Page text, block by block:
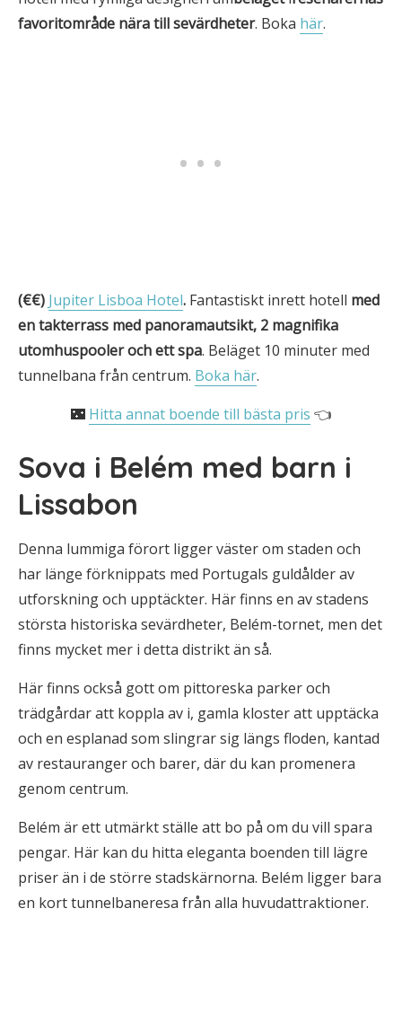
favoritområde nära till sevärdheter. Boka här.
(€€) Jupiter Lisboa Hotel. Fantastiskt inrett hotell med
en takterrass med panoramautsikt, 2 magnifika
utomhuspooler ochett spa. Beläget 10 minuter med
tunnelbana från centrum. Boka här.
🌃 Hitta annat boende till bästa pris 👈
Sova i Belém med barn i
Lissabon
Denna lummiga förort ligger väster om staden och
har länge förknippats med Portugals guldålder av
utforskning och upptäckter. Här finns en av stadens
största historiska sevärdheter, Belém-tornet, men det
finns mycket mer i detta distrikt än så.
Här finns också gott om pittoreska parker och
trädgårdar att koppla av i, gamla kloster att upptäcka
och en esplanad som slingrar sig längs floden, kantad
av restauranger och barer, där du kan promenera
genom centrum.
Belém är ett utmärkt ställe att bo på om du vill spara
pengar. Här kan du hitta eleganta boenden till lägre
priser än i de större stadskärnorna. Belém ligger bara
en kort tunnelbaneresa från alla huvudattraktioner.